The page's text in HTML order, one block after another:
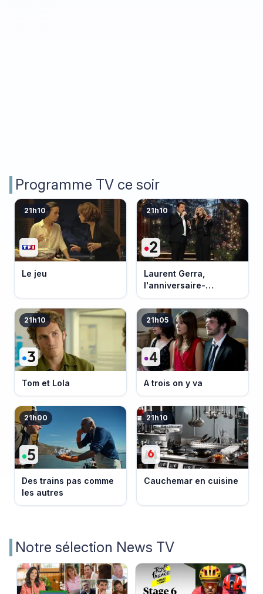
Programme TV ce soir
21h10
Le jeu
21h10
Laurent Gerra,
l'anniversaire-
événement
21h10
Tom et Lola
21h05
A trois on y va
21h00
Des trains pas comme
les autres
21h10
Cauchemar en cuisine
Notre sélection News TV